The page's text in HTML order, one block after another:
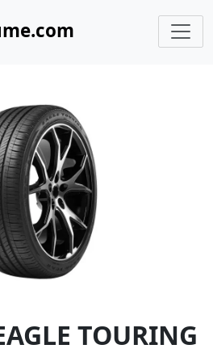
TOURING